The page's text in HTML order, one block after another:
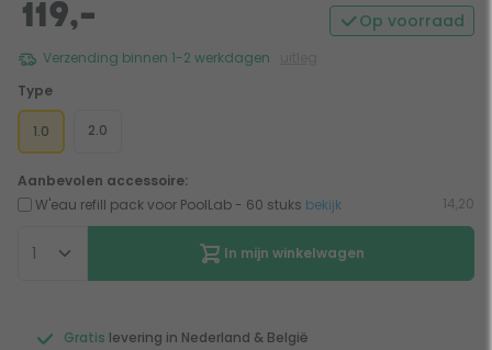
119,- Op voorraad
Verzending binnen 1-2 werkdagen
Type
1.0 2.0
Aanbevolen accessoire:
W'eau refill pack voor PoolLab - 60 stuks bekijk 14,20
In mijn winkelwagen
Gratis levering in Nederland & België